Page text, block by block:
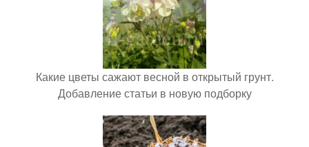
Какие цветы сажают весной в открытый грунт.
Добавление статьи в новую подборку